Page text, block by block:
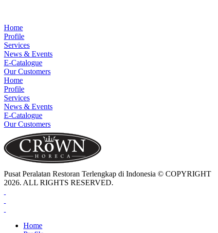
Home
Profile
Services
News & Events
E-Catalogue
Our Customers
Home
Profile
Services
News & Events
E-Catalogue
Our Customers
Pusat Peralatan Restoran Terlengkap di Indonesia © COPYRIGHT
2026. ALL RIGHTS RESERVED.
Home